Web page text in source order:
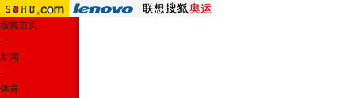
搜狐首页
-
新闻
-
体育